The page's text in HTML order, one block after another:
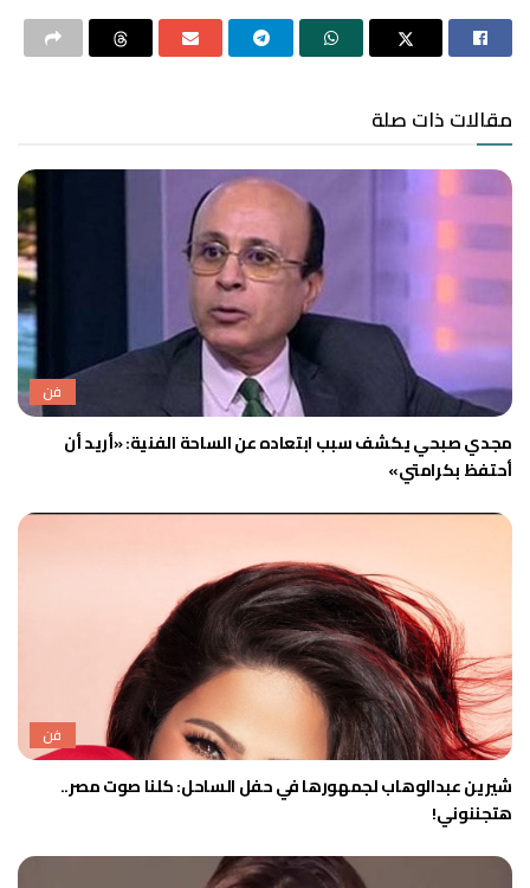
مقالات ذات صلة
فن
مجدي صبحي يكشف سبب ابتعاده عن الساحة الفنية: «أريد أن
أحتفظ بكرامتي»
فن
شيرين عبدالوهاب لجمهورها في حفل الساحل: كلنا صوت مصر..
هتجننوني!